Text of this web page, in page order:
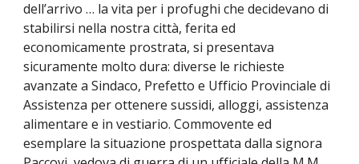
dell’arrivo … la vita per i profughi che decidevano di
stabilirsi nella nostra città, ferita ed
economicamente prostrata, si presentava
sicuramente molto dura: diverse le richieste
avanzate a Sindaco, Prefetto e Ufficio Provinciale di
Assistenza per ottenere sussidi, alloggi, assistenza
alimentare e in vestiario. Commovente ed
esemplare la situazione prospettata dalla signora